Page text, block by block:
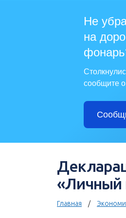
Не
на
сообщите
«Личный
Главная